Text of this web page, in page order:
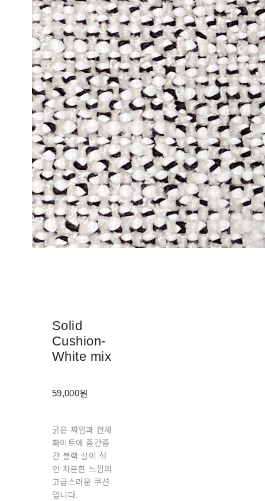
Solid
Cushion-
White mix
59,000원
굵은 짜임과 전체
화이트에 중간중
간 블랙 실이 섞
인 차분한 느낌의
고급스러운 쿠션
입니다.